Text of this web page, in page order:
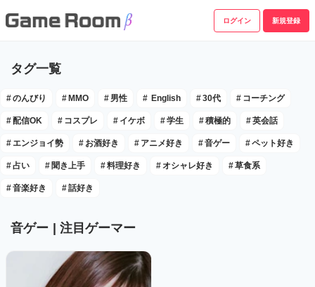
ログイン 新規登録
タグ一覧
#のんびり # MMO # 男性 # English #30代 # コーチング
# 配信OK # コスプレ # イケボ #学生 #積極的 #英会話
# エンジョイ勢 # お酒好き # アニメ好き #音ゲー #ペット好き
#占い # 聞き上手 #料理好き #オシャレ好き #草食系
#音楽好き #話好き
音ゲー | 注目ゲーマー